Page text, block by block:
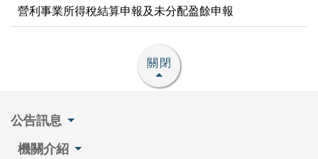
營利事業所得稅結算申報及未分配盈餘申報
關閉
公告訊息
機關介紹